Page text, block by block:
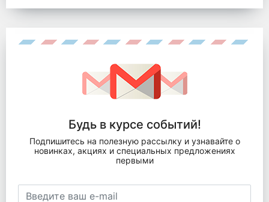
Будь в курсе событий!
Подпишитесь на полезную рассылку и узнавайте о
новинках, акциях и специальных предложениях
первыми